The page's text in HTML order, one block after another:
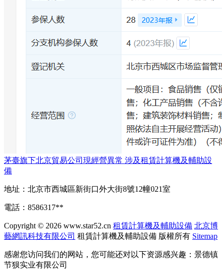
茅臺旗下北京貿易公司現經營異常 涉及租賃計算機及輔助設
備
地址：北京市西城區新街口外大街8號12幢021室
電話：8586317**
Copyright © 2026 www.star52.cn 租賃計算機及輔助設備 北京博
藝網訊科技有限公司 租賃計算機及輔助設備 版權所有 Sitemap
感谢您访问我们的网站，您可能还对以下资源感兴趣：景德镇
节狈实业有限公司